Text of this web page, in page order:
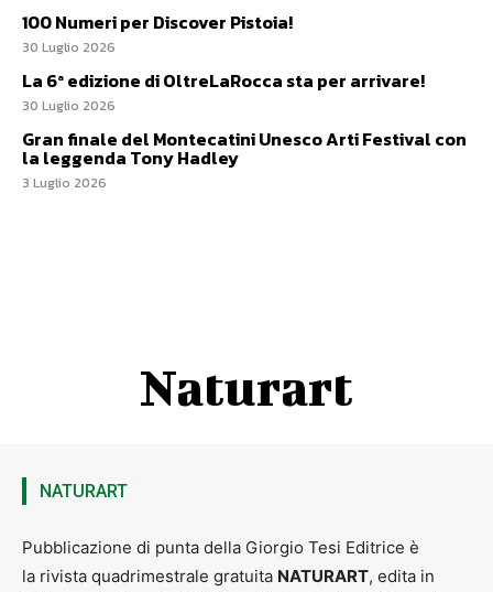
100 Numeri per Discover Pistoia!
30 Luglio 2026
La 6ª edizione di OltreLaRocca sta per arrivare!
30 Luglio 2026
Gran finale del Montecatini Unesco Arti Festival con
la leggenda Tony Hadley
3 Luglio 2026
Naturart
NATURART
Pubblicazione di punta della Giorgio Tesi Editrice è
la rivista quadrimestrale gratuita NATURART, edita in